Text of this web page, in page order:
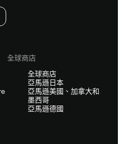
全球商店
全球商店
亞馬遜日本
亞馬遜美國、加拿大和
墨西哥
亞馬遜德國